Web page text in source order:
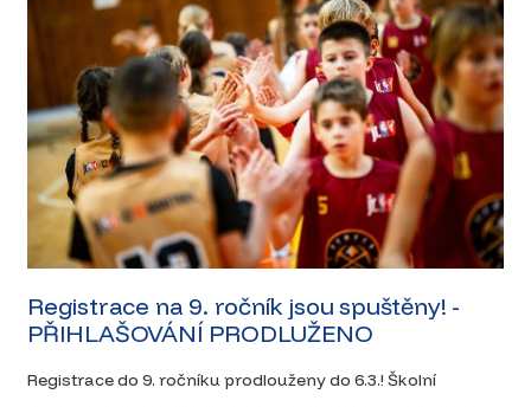
Registrace na 9. ročník jsou spuštěny! -
PŘIHLAŠOVÁNÍ PRODLUŽENO
Registrace do 9. ročníku prodlouženy do 6.3.! Školní